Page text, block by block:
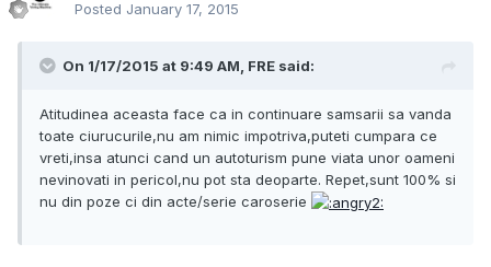
Posted January 17, 2015
On 1/17/2015 at 9:49 AM, FRE said:
Atitudinea aceasta face ca in continuare samsarii sa vanda
toate ciurucurile,nu am nimic impotriva,puteti cumpara ce
vreti,insa atunci cand un autoturism pune viata unor oameni
nevinovati in pericol,nu pot sta deoparte. Repet,sunt 100% si
nu din poze ci din acte/serie caroserie